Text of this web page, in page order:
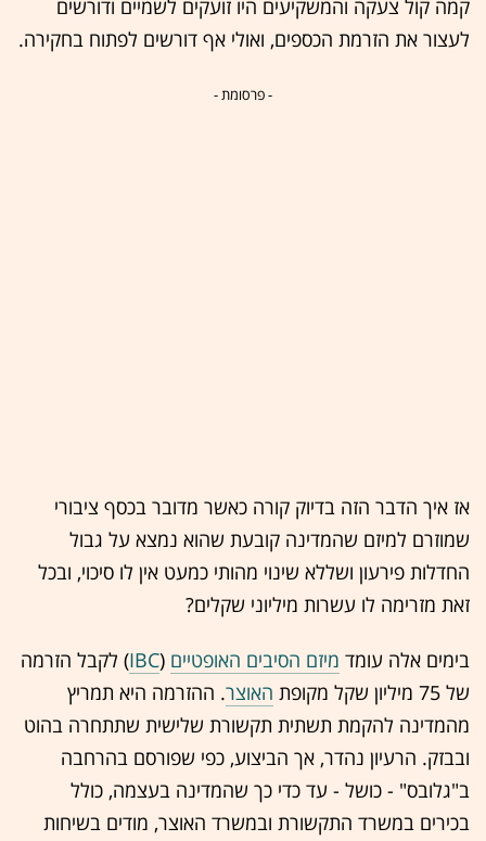
קמה קול צעקה והמשקיעים היו זועקים לשמיים ודורשים
לעצור את הזרמת הכספים, ואולי אף דורשים לפתוח בחקירה.
- פרסומת -
אז איך הדבר הזה בדיוק קורה כאשר מדובר בכסף ציבורי
שמוזרם למיזם שהמדינה קובעת שהוא נמצא על גבול
החדלות פירעון ושללא שינוי מהותי כמעט אין לו סיכוי, ובכל
זאת מזרימה לו עשרות מיליוני שקלים?
בימים אלה עומד מיזם הסיבים האופטיים (
IBC) לקבל הזרמה
של 75 מיליון שקל מקופת
האוצר. ההזרמה היא תמריץ
מהמדינה להקמת תשתית תקשורת שלישית שתתחרה בהוט
ובבזק. הרעיון נהדר, אך הביצוע, כפי שפורסם בהרחבה
ב"גלובס" - כושל - עד כדי כך שהמדינה בעצמה, כולל
בכירים במשרד התקשורת ובמשרד האוצר, מודים בשיחות